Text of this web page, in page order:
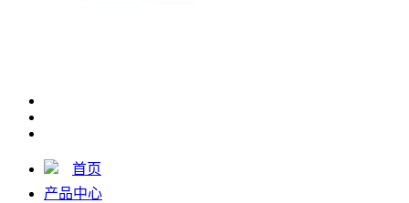
首页
产品中心